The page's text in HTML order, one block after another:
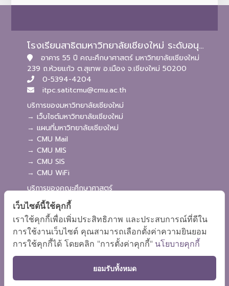
โรงเรียนสาธิตมหาวิทยาลัยเชียงใหม่ ระดับอนุบาลและประถมศึกษา
อาคาร 55 ปี คณะศึกษาศาสตร์ มหาวิทยาลัยเชียงใหม่
239 ถ.ห้วยแก้ว ต.สุเทพ อ.เมือง จ.เชียงใหม่ 50200
0-5394-4204
itpc.satitcmu@cmu.ac.th
บริการของมหาวิทยาลัยเชียงใหม่
→ เว็บไซต์มหาวิทยาลัยเชียงใหม่
→ แผนที่มหาวิทยาลัยเชียงใหม่
→ CMU Mail
→ CMU MIS
→ CMU SIS
→ CMU WiFi
บริการของคณะศึกษาศาสตร์
→ เว็บไซต์คณะศึกษาศาสตร์
→ ระบบจัดการเว็บไซต์
→ ระบบ Admission
→ EDU MIS
→ EDU SIS
เว็บไซต์นี้ใช้คุกกี้
เราใช้คุกกี้เพื่อเพิ่มประสิทธิภาพ และประสบการณ์ที่ดีใน
การใช้งานเว็บไซต์ คุณสามารถเลือกตั้งค่าความยินยอม
การใช้คุกกี้ได้ โดยคลิก "การตั้งค่าคุกกี้" นโยบายคุกกี้
ยอมรับทั้งหมด